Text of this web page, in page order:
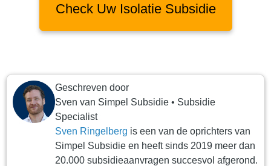
Check Uw Isolatie Subsidie
Geschreven door
Sven van Simpel Subsidie • Subsidie
Specialist
Sven Ringelberg is een van de oprichters van
Simpel Subsidie en heeft sinds 2019 meer dan
20.000 subsidieaanvragen succesvol afgerond.